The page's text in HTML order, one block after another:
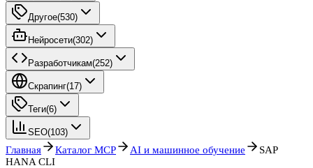
Другое(530)
Нейросети(302)
Разработчикам(252)
Скрапинг(17)
Теги(6)
SEO(103)
Главная Каталог MCP AI и машинное обучение
SAP
HANA CLI